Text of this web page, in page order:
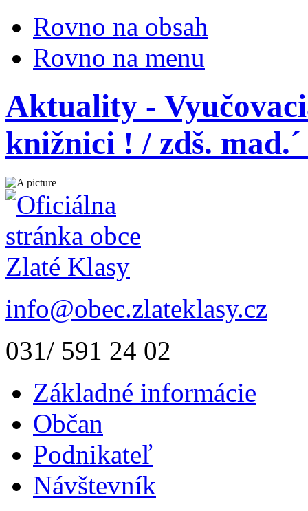
Rovno na obsah
Rovno na menu
Aktuality -
knižnici ! / zdš.
info@obec.zlateklasy.cz
031/ 591 24 02
Základné informácie
Občan
Podnikateľ
Návštevník